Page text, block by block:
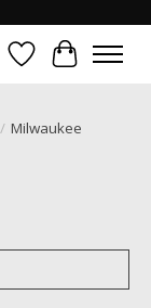
Verlanglijst
/ Milwaukee